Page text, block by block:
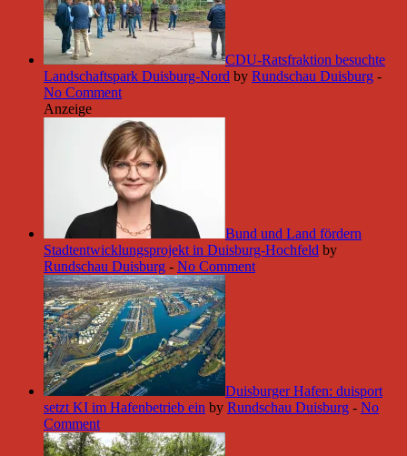
CDU-Ratsfraktion besuchte
Landschaftspark Duisburg-Nord by Rundschau Duisburg -
No Comment
Anzeige
Bund und Land fördern
Stadtentwicklungsprojekt in Duisburg-Hochfeld by
Rundschau Duisburg - No Comment
Duisburger Hafen: duisport
setzt KI im Hafenbetrieb ein by Rundschau Duisburg - No
Comment